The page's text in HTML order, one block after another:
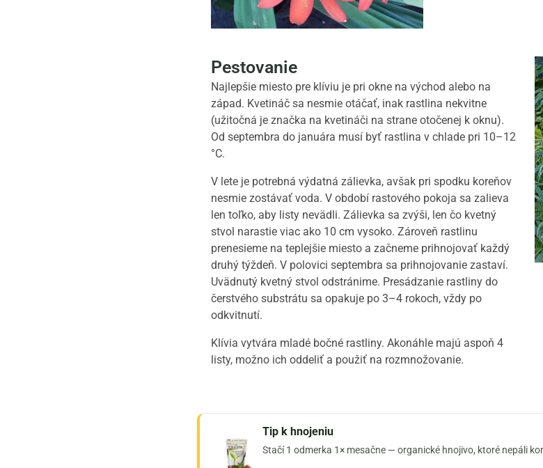
Pestovanie
Najlepšie miesto pre klíviu je pri okne na východ alebo na
západ. Kvetináč sa nesmie otáčať, inak rastlina nekvitne
(užitočná je značka na kvetináči na strane otočenej k oknu).
Od septembra do januára musí byť rastlina v chlade pri 10–12
°C.
V lete je potrebná výdatná zálievka, avšak pri spodku koreňov
nesmie zostávať voda. V období rastového pokoja sa zalieva
len toľko, aby listy nevädli. Zálievka sa zvýši, len čo kvetný
stvol narastie viac ako 10 cm vysoko. Zároveň rastlinu
prenesieme na teplejšie miesto a začneme prihnojovať každý
druhý týždeň. V polovici septembra sa prihnojovanie zastaví.
Uvädnutý kvetný stvol odstránime. Presádzanie rastliny do
čerstvého substrátu sa opakuje po 3–4 rokoch, vždy po
odkvitnutí.
Klívia vytvára mladé bočné rastliny. Akonáhle majú aspoň 4
listy, možno ich oddeliť a použiť na rozmnožovanie.
Tip k hnojeniu
Stačí 1 odmerka 1× mesačne — organické hnojivo, ktoré nepáli